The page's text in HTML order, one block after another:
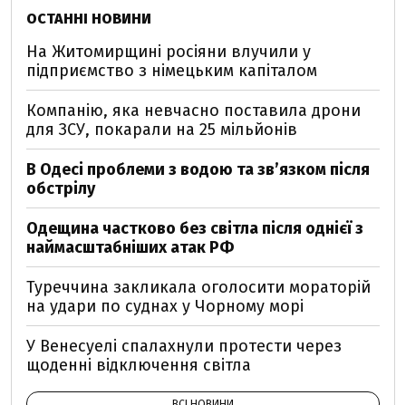
ОСТАННІ НОВИНИ
На Житомирщині росіяни влучили у
підприємство з німецьким капіталом
Компанію, яка невчасно поставила дрони
для ЗСУ, покарали на 25 мільйонів
В Одесі проблеми з водою та звʼязком після
обстрілу
Одещина частково без світла після однієї з
наймасштабніших атак РФ
Туреччина закликала оголосити мораторій
на удари по суднах у Чорному морі
У Венесуелі спалахнули протести через
щоденні відключення світла